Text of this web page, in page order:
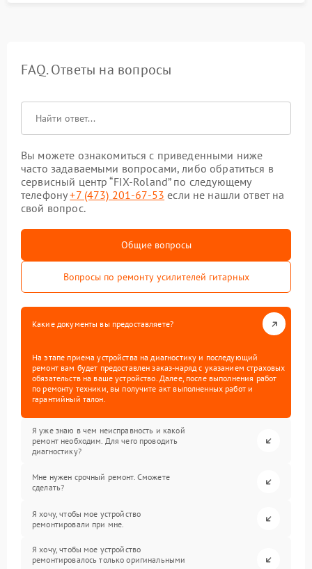
FAQ. Ответы на вопросы
Вы можете ознакомиться с приведенными ниже
часто задаваемыми вопросами, либо обратиться в
сервисный центр “FIX-Roland” по следующему
телефону+7 (473) 201-67-53 если не нашли ответ на
свой вопрос.
Общие вопросы
Вопросы по ремонту усилителей гитарных
Какие документы вы предоставляете?
На этапе приема устройства на диагностику и последующий
ремонт вам будет предоставлен заказ-наряд с указанием страховых
обязательств на ваше устройство. Далее, после выполнения работ
по ремонту техники, вы получите акт выполненных работ и
гарантийный талон.
Я уже знаю в чем неисправность и какой
ремонт необходим. Для чего проводить
диагностику?
Мне нужен срочный ремонт. Сможете
сделать?
Я хочу, чтобы мое устройство
ремонтировали при мне.
Я хочу, чтобы мое устройство
ремонтировалось только оригинальными